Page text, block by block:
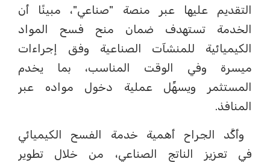
التقديم عليها عبر منصة "صناعي"، مبينًا أن
الخدمة تستهدف ضمان منح فسح المواد
الكيميائية للمنشآت الصناعية وفق إجراءات
ميسرة وفي الوقت المناسب، بما يخدم
المستثمر ويسهِّل عملية دخول مواده عبر
المنافذ.
وأكَّد الجراح أهمية خدمة الفسح الكيميائي
في تعزيز الناتج الصناعي، من خلال تطوير